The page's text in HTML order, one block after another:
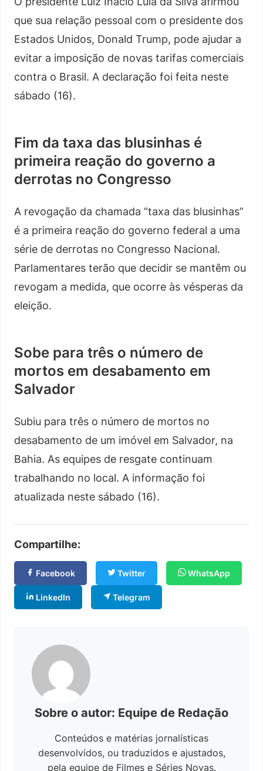
que sua relação pessoal com o presidente dos
Estados Unidos, Donald Trump, pode ajudar a
evitar a imposição de novas tarifas comerciais
contra o Brasil. A declaração foi feita neste
sábado (16).
Fim da taxa das blusinhas é
primeira reação do governo a
derrotas no Congresso
A revogação da chamada “taxa das blusinhas”
é a primeira reação do governo federal a uma
série de derrotas no Congresso Nacional.
Parlamentares terão que decidir se mantêm ou
revogam a medida, que ocorre às vésperas da
eleição.
Sobe para três o número de
mortos em desabamento em
Salvador
Subiu para três o número de mortos no
desabamento de um imóvel em Salvador, na
Bahia. As equipes de resgate continuam
trabalhando no local. A informação foi
atualizada neste sábado (16).
Compartilhe:
Facebook Twitter WhatsApp
LinkedIn Telegram
Sobre o autor: Equipe de Redação
Conteúdos e matérias jornalísticas
desenvolvidos, ou traduzidos e ajustados,
pela equipe de Filmes e Séries Novas.